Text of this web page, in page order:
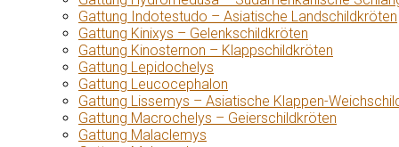
Gattung Indotestudo – Asiatische Landschildkröten
Gattung Kinixys – Gelenkschildkröten
Gattung Kinosternon – Klappschildkröten
Gattung Lepidochelys
Gattung Leucocephalon
Gattung Lissemys – Asiatische Klappen-
Gattung Macrochelys – Geierschildkröten
Gattung Malaclemys